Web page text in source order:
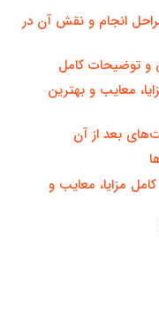
انجام و نقش آن در
و توضیحات کامل
معایب و بهترین
بعد از آن
مزایا، معایب و